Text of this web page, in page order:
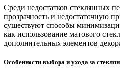
Среди недостатков стеклянных
прозрачность и недостаточную
существуют способы
как использование матового
дополнительных элементов
Особенности выбора и ухода за